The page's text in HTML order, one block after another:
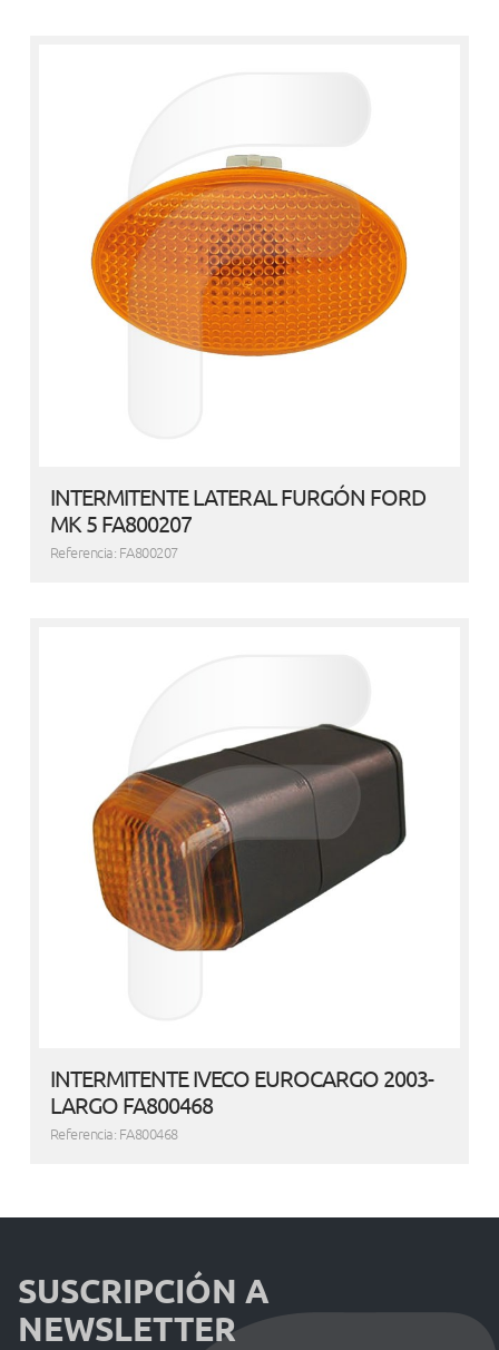
INTERMITENTE LATERAL FURGÓN FORD
MK 5 FA800207
Referencia: FA800207
INTERMITENTE IVECO EUROCARGO 2003-
LARGO FA800468
Referencia: FA800468
SUSCRIPCIÓN A
NEWSLETTER